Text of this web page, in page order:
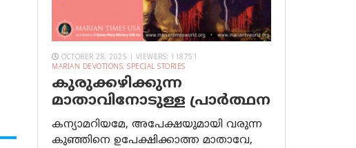
OCTOBER 28, 2025 | VIEWERS: 118751
MARIAN DEVOTIONS, SPECIAL STORIES
കുരുക്കഴിക്കുന്ന
മാതാവിനോടുള്ള പ്രാര്‍ത്ഥന
കന്യാമറിയമേ, അപേക്ഷയുമായി വരുന്ന
കുഞ്ഞിനെ ഉപേക്ഷിക്കാത്ത മാതാവേ,